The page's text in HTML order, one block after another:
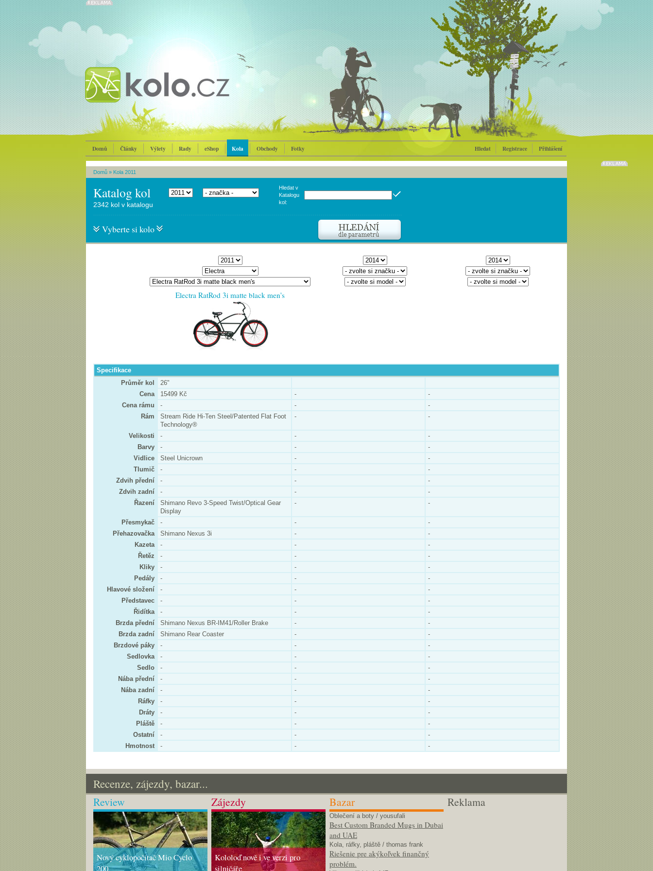
Domů Články Výlety Rady eShop Kola Obchody Fotky Hledat Registrace Přihlášení
Domů » Kola 2011
Katalog kol
Hledat v
Katalogu
kol:
2342 kol v katalogu
Vyberte si kolo
Electra RatRod 3i matte black men's
Specifikace
Průměr kol
26"
Cena
15499 Kč -
-
Cena rámu
- -
-
Rám
Stream Ride Hi-Ten Steel/Patented Flat Foot
Technology®
- -
Velikosti - -
-
Barvy
- -
-
Vidlice
Steel Unicrown -
-
Tlumič
- -
-
Zdvih přední
- -
-
Zdvih zadní
- -
-
Řazení
Shimano Revo 3-Speed Twist/Optical Gear
Display
- -
Přesmykač - -
-
Přehazovačka
Shimano Nexus 3i -
-
Kazeta
- -
-
Řetěz
- -
-
Kliky
- -
-
Pedály
- -
-
Hlavové složení
- -
-
Představec
- -
-
Řidítka
- -
-
Brzda přední
Shimano Nexus BR-IM41/Roller Brake -
-
Brzda zadní
Shimano Rear Coaster -
-
Brzdové páky
- -
-
Sedlovka
- -
-
Sedlo
- -
-
Nába přední
- -
-
Nába zadní
- -
-
Ráfky
- -
-
Dráty
- -
-
Pláště
- -
-
Ostatní
- -
-
Hmotnost
- - -
Recenze, zájezdy, bazar...
Review
Nový cyklopočítač Mio Cyclo
200
Zájezdy
Kololoď nově i ve verzi pro
silničáře
Bazar
Oblečení a boty / yousufali
Best Custom Branded Mugs in Dubai
and UAE
Kola, ráfky, pláště / thomas frank
Riešenie pre akýkoľvek finančný
problém.
Reklama